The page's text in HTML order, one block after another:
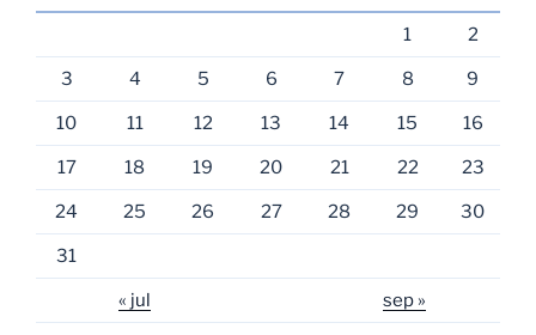
1 2
3 4 5 6 7 8 9
10 11 12 13 14 15 16
17 18 19 20 21 22 23
24 25 26 27 28 29 30
31
« jul sep »